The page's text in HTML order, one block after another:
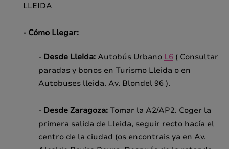
LLEIDA
- Cómo Llegar:
- Desde Lleida: Autobús Urbano L6 ( Consultar
paradas y bonos en Turismo Lleida o en
Autobuses lleida. Av. Blondel 96 ).
- Desde Zaragoza: Tomar la A2/AP2. Coger la
primera salida de Lleida, seguir recto hacía el
centro de la ciudad (os encontrais ya en Av.